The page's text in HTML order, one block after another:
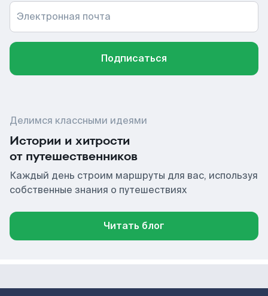
Электронная почта
Подписаться
Делимся классными идеями
Истории и хитрости
от путешественников
Каждый день строим маршруты для вас, используя
собственные знания о путешествиях
Читать блог